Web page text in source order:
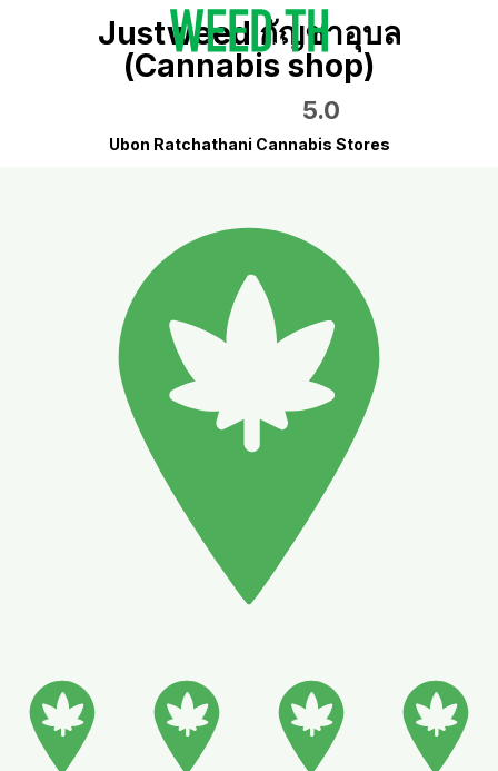
Justweed กัญชาอุบล
(Cannabis shop)
5.0
Ubon Ratchathani Cannabis Stores